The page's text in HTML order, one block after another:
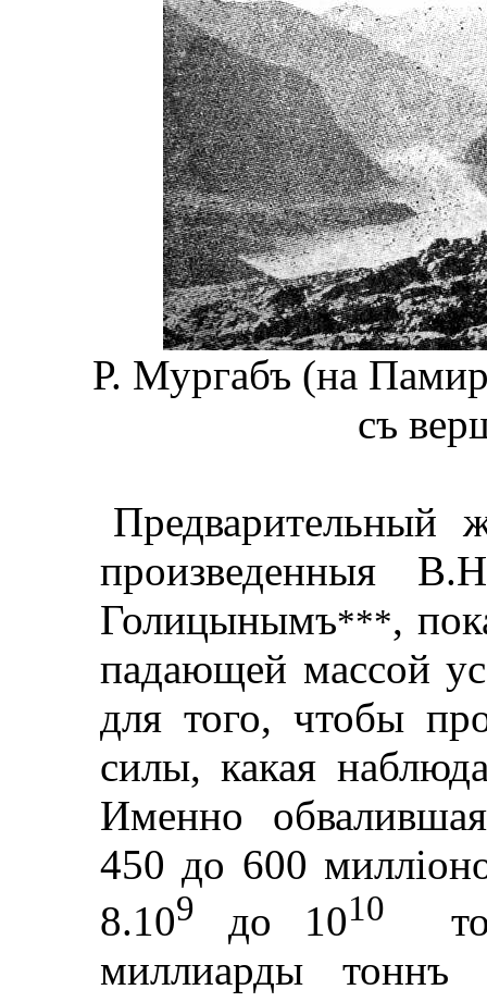
Р. Мургабъ (на
съ
Предварительный
произведенныя
Голицынымъ***,
падающей массой
для того, чтобы
силы, какая
Именно
450 до 600
8.109 до 1010
миллиарды тоннъ